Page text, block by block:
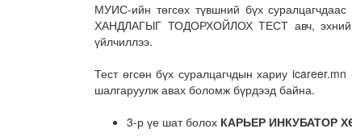
МУИС-ийн төгсөх түвшний бүх
ХАНДЛАГЫГ ТОДОРХОЙЛОХ ТЕСТ авч, эхний
үйлчиллээ.
Тест өгсөн бүх суралцагчдын хариу
шалгаруулж авах боломж бүрдээд байна.
3-р үе шат болох КАРЬЕР ИНКУБАТОР